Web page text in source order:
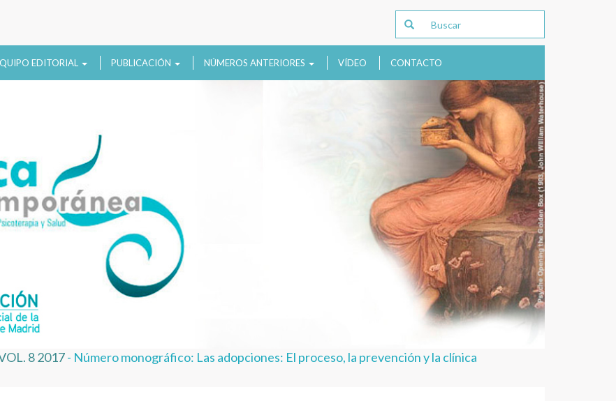
EDITORIAL PUBLICACIÓN NÚMEROS ANTERIORES VÍDEO CONTACTO
8 2017- Número monográfico: Las adopciones: El proceso, la prevención y la clínica